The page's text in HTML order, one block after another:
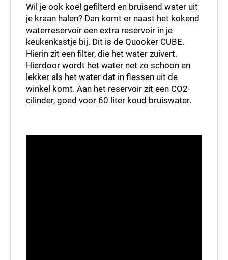
Wil je ook koel gefilterd en bruisend water uit
je kraan halen? Dan komt er naast het kokend
waterreservoir een extra reservoir in je
keukenkastje bij. Dit is de Quooker CUBE.
Hierin zit een filter, die het water zuivert.
Hierdoor wordt het water net zo schoon en
lekker als het water dat in flessen uit de
winkel komt. Aan het reservoir zit een CO2-
cilinder, goed voor 60 liter koud bruiswater.